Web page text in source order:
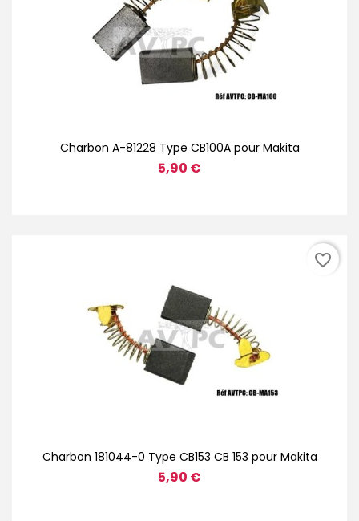
Charbon A-81228 Type CB100A pour Makita
5,90 €
Charbon 181044-0 Type CB153 CB 153 pour Makita
5,90 €
favorite_border